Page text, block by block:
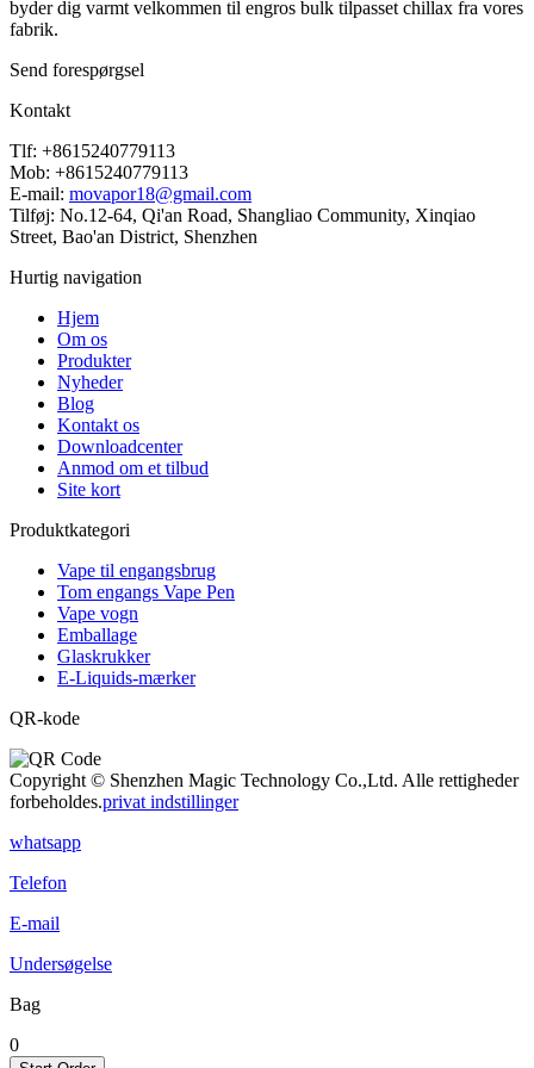
byder dig varmt velkommen til engros bulk tilpasset chillax fra vores
fabrik.
Send forespørgsel
Kontakt
Tlf: +8615240779113
Mob: +8615240779113
E-mail: movapor18@gmail.com
Tilføj: No.12-64, Qi'an Road, Shangliao Community, Xinqiao
Street, Bao'an District, Shenzhen
Hurtig navigation
Hjem
Om os
Produkter
Nyheder
Blog
Kontakt os
Downloadcenter
Anmod om et tilbud
Site kort
Produktkategori
Vape til engangsbrug
Tom engangs Vape Pen
Vape vogn
Emballage
Glaskrukker
E-Liquids-mærker
QR-kode
Copyright © Shenzhen Magic Technology Co.,Ltd. Alle rettigheder
forbeholdes.privat indstillinger
whatsapp
Telefon
E-mail
Undersøgelse
Bag
0